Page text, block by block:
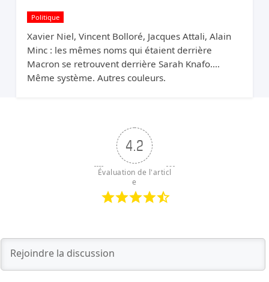
Politique
Xavier Niel, Vincent Bolloré, Jacques Attali, Alain
Minc : les mêmes noms qui étaient derrière
Macron se retrouvent derrière Sarah Knafo.
Même système. Autres couleurs.
4.2
Évaluation de l'articl
e